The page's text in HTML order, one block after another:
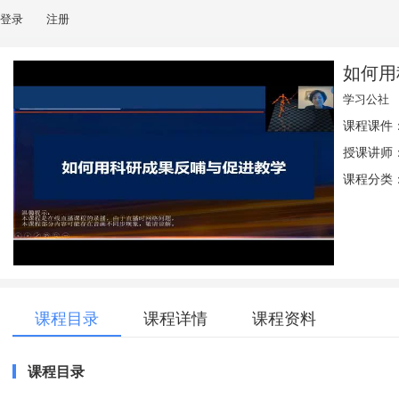
登录 注册
如何
学习公社
课程课件
授课讲师
课程分类
课程目录 课程详情 课程资料
课程目录